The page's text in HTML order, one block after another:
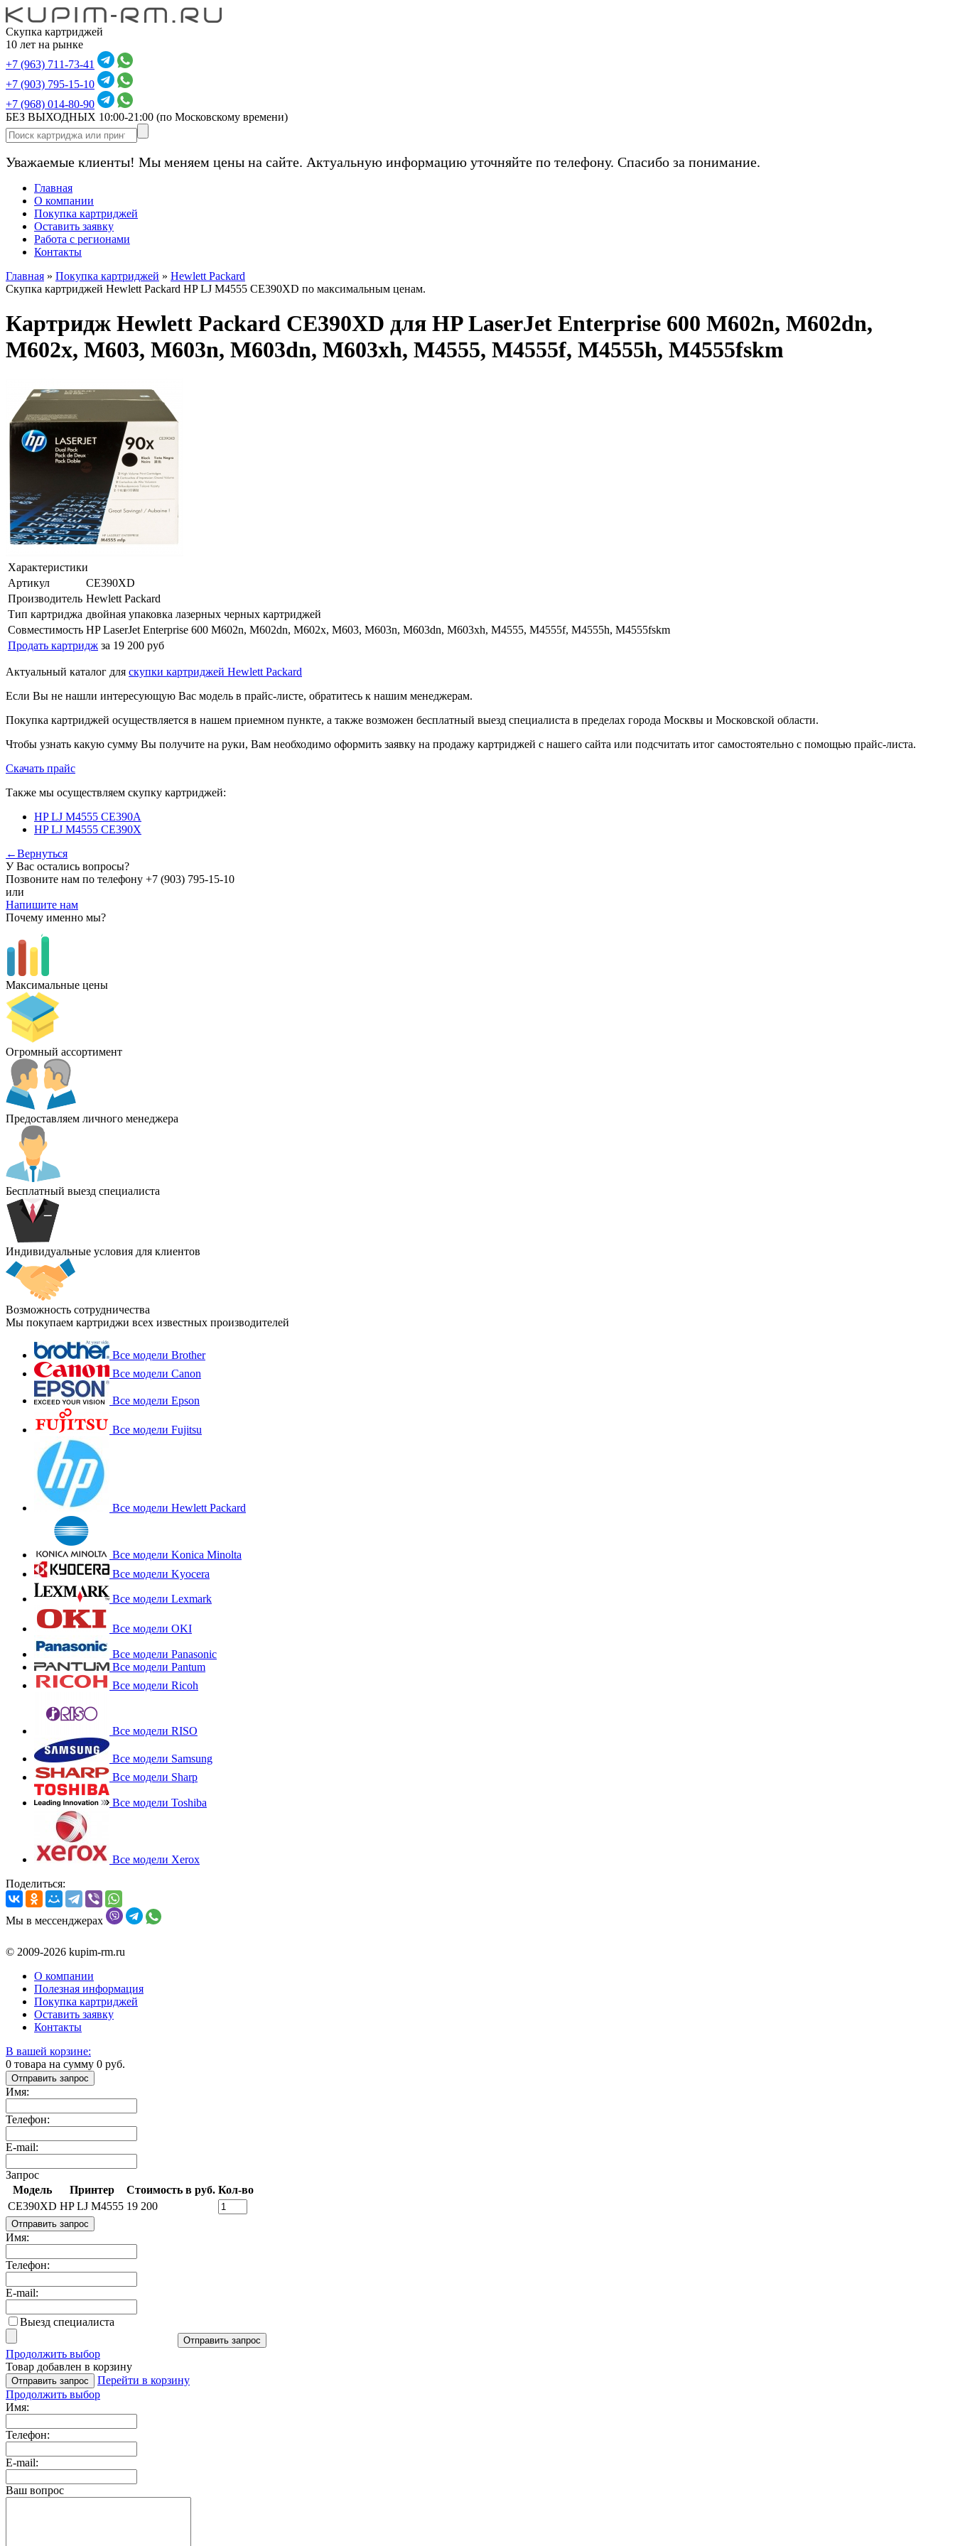
Скупка картриджей
10 лет на рынке
+7 (963) 711-73-41
+7 (903) 795-15-10
+7 (968) 014-80-90
БЕЗ ВЫХОДНЫХ 10:00-21:00 (по Московскому времени)
Уважаемые клиенты! Мы меняем цены на сайте. Актуальную информацию уточняйте по телефону. Спасибо за понимание.
Главная
О компании
Покупка картриджей
Оставить заявку
Работа с регионами
Контакты
Главная » Покупка картриджей » Hewlett Packard
Скупка картриджей Hewlett Packard HP LJ M4555 CE390XD по максимальным ценам.
Картридж Hewlett Packard CE390XD для HP LaserJet Enterprise 600 M602n, M602dn,
M602x, M603, M603n, M603dn, M603xh, M4555, M4555f, M4555h, M4555fskm
Характеристики
Артикул
CE390XD
Производитель Hewlett Packard
Тип картриджа двойная упаковка лазерных черных картриджей
Совместимость HP LaserJet Enterprise 600 M602n, M602dn, M602x, M603, M603n, M603dn, M603xh, M4555, M4555f, M4555h, M4555fskm
Продать картридж за 19 200 руб
Актуальный каталог для скупки картриджей Hewlett Packard
Если Вы не нашли интересующую Вас модель в прайс-листе, обратитесь к нашим менеджерам.
Покупка картриджей осуществляется в нашем приемном пункте, а также возможен бесплатный выезд специалиста в пределах города Москвы и Московской области.
Чтобы узнать какую сумму Вы получите на руки, Вам необходимо оформить заявку на продажу картриджей с нашего сайта или подсчитать итог самостоятельно с помощью прайс-листа.
Скачать прайс
Также мы осуществляем скупку картриджей:
HP LJ M4555 CE390A
HP LJ M4555 CE390X
←Вернуться
У Вас остались вопросы?
Позвоните нам по телефону +7 (903) 795-15-10
или
Напишите нам
Почему именно мы?
Максимальные цены
Огромный ассортимент
Предоставляем личного менеджера
Бесплатный выезд специалиста
Индивидуальные условия для клиентов
Возможность сотрудничества
Мы покупаем картриджи всех известных производителей
Все модели Brother
Все модели Canon
Все модели Epson
Все модели Fujitsu
Все модели Hewlett Packard
Все модели Konica Minolta
Все модели Kyocera
Все модели Lexmark
Все модели OKI
Все модели Panasonic
Все модели Pantum
Все модели Ricoh
Все модели RISO
Все модели Samsung
Все модели Sharp
Все модели Toshiba
Все модели Xerox
Поделиться:
Мы в мессенджерах
© 2009-2026 kupim-rm.ru
О компании
Полезная информация
Покупка картриджей
Оставить заявку
Контакты
В вашей корзине:
0 товара на сумму 0 руб.
Отправить запрос
Имя:
Телефон:
E-mail:
Запрос
Модель
Принтер Стоимость в руб. Кол-во
CE390XD HP LJ M4555 19 200
Отправить запрос
Имя:
Телефон:
E-mail:
Выезд специалиста
Отправить запрос
Продолжить выбор
Товар добавлен в корзину
Отправить запрос
Перейти в корзину
Продолжить выбор
Имя:
Телефон:
E-mail:
Ваш вопрос